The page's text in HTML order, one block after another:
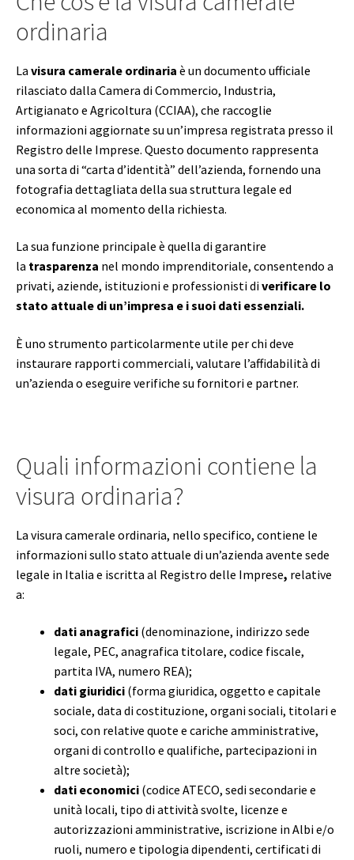
ordinaria
La visura camerale ordinaria è un documento ufficiale
rilasciato dalla Camera di Commercio, Industria,
Artigianato e Agricoltura (CCIAA), che raccoglie
informazioni aggiornate su un’impresa registrata presso il
Registro delle Imprese. Questo documento rappresenta
una sorta di “carta d’identità” dell’azienda, fornendo una
fotografia dettagliata della sua struttura legale ed
economica al momento della richiesta.
La sua funzione principale è quella di garantire
la trasparenza nel mondo imprenditoriale, consentendo a
privati, aziende, istituzioni e professionisti diverificare lo
stato attuale di un’impresa e i suoi dati essenziali.
È uno strumento particolarmente utile per chi deve
instaurare rapporti commerciali, valutare l’affidabilità di
un’azienda o eseguire verifiche su fornitori e partner.
Quali informazioni contiene la
visura ordinaria?
La visura camerale ordinaria, nello specifico, contiene le
informazioni sullo stato attuale di un’azienda avente sede
legale in Italia e iscritta al Registro delle Imprese, relative
a:
dati anagrafici (denominazione, indirizzo sede
legale, PEC, anagrafica titolare, codice fiscale,
partita IVA, numero REA);
dati giuridici (forma giuridica, oggetto e capitale
sociale, data di costituzione, organi sociali, titolari e
soci, con relative quote e cariche amministrative,
organi di controllo e qualifiche, partecipazioni in
altre società);
dati economici (codice ATECO, sedi secondarie e
unità locali, tipo di attività svolte, licenze e
autorizzazioni amministrative, iscrizione in Albi e/o
ruoli, numero e tipologia dipendenti, certificati di